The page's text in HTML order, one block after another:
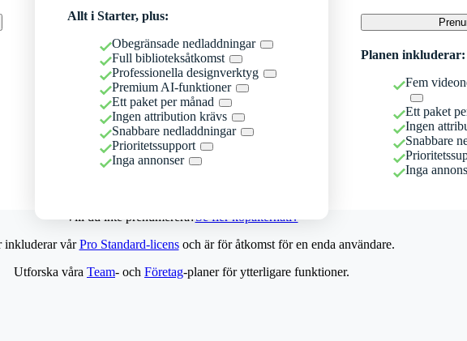
Allt i Starter, plus:
Obegränsade nedladdningar
Full biblioteksåtkomst
Professionella designverktyg
Premium AI-funktioner
Ett paket per månad
Ingen attribution krävs
Snabbare nedladdningar
Prioritetssupport
Inga annonser
Planen inkluderar:
Fem
Ett paket
Ingen
Snabbare
Inga
Vill du inte prenumerera?Se fler köpalternativ
inkluderar vårPro Standard-licensoch är för åtkomst för en enda användare.
Utforska våra Team- och Företag-planer för ytterligare funktioner.